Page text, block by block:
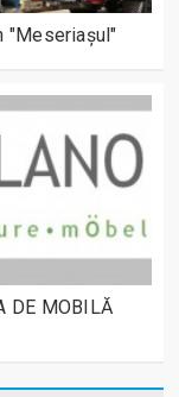
"Meseriașul"
DE MOBILĂ